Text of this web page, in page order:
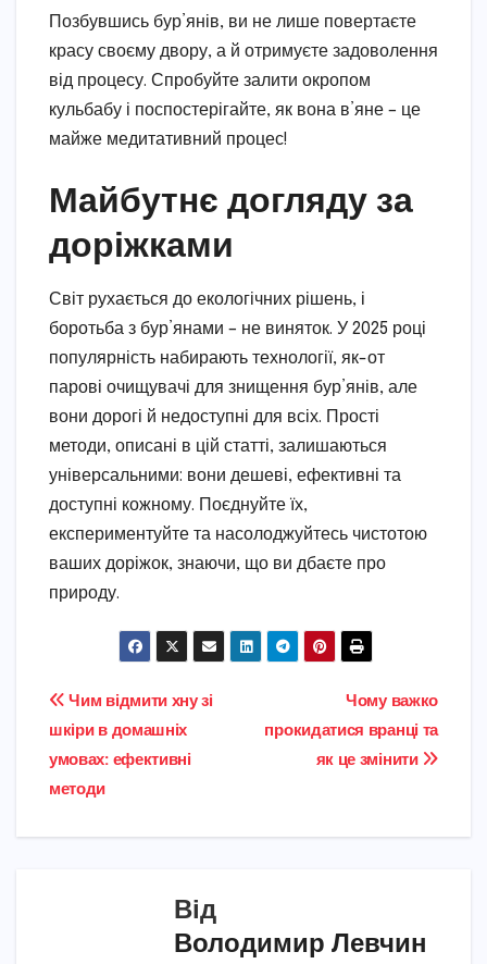
Позбувшись бур’янів, ви не лише повертаєте
красу своєму двору, а й отримуєте задоволення
від процесу. Спробуйте залити окропом
кульбабу і поспостерігайте, як вона в’яне – це
майже медитативний процес!
Майбутнє догляду за
доріжками
Світ рухається до екологічних рішень, і
боротьба з бур’янами – не виняток. У 2025 році
популярність набирають технології, як-от
парові очищувачі для знищення бур’янів, але
вони дорогі й недоступні для всіх. Прості
методи, описані в цій статті, залишаються
універсальними: вони дешеві, ефективні та
доступні кожному. Поєднуйте їх,
експериментуйте та насолоджуйтесь чистотою
ваших доріжок, знаючи, що ви дбаєте про
природу.
Навігація
записів
Чому важко
прокидатися вранці та
як це змінити
Чим відмити хну зі
шкіри в домашніх
умовах: ефективні
методи
Від
Володимир Левчин